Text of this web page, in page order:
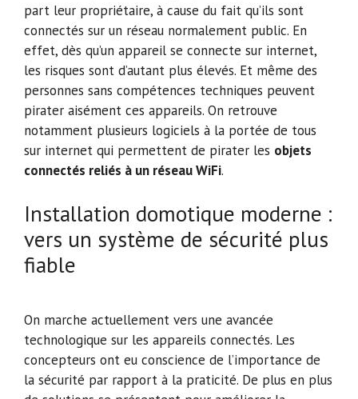
part leur propriétaire, à cause du fait qu’ils sont
connectés sur un réseau normalement public. En
effet, dès qu’un appareil se connecte sur internet,
les risques sont d’autant plus élevés. Et même des
personnes sans compétences techniques peuvent
pirater aisément ces appareils. On retrouve
notamment plusieurs logiciels à la portée de tous
sur internet qui permettent de pirater les objets
connectés reliés à un réseau WiFi.
Installation domotique moderne :
vers un système de sécurité plus
fiable
On marche actuellement vers une avancée
technologique sur les appareils connectés. Les
concepteurs ont eu conscience de l’importance de
la sécurité par rapport à la praticité. De plus en plus